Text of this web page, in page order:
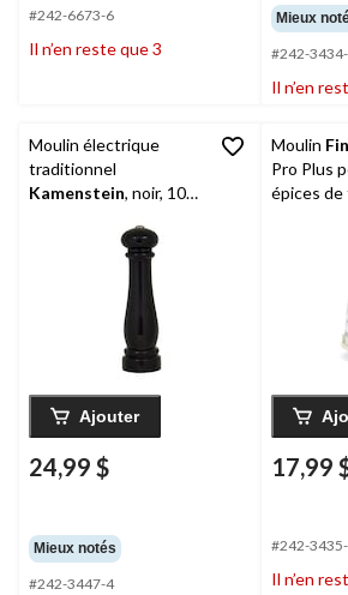
#242-6673-6
Il n’en reste que 3
Mieux
#242-
Il n’en
Moulin électrique
traditionnel
Kamenstein, noir, 10
Ajouter
24,99 $
Mieux notés
#242-3447-4
Moulin
Pro Plus
épices de
17,99
#242-
Il n’en